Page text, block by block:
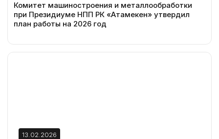
Комитет машиностроения и металлообработки
при Президиуме НПП РК «Атамекен» утвердил
план работы на 2026 год
13.02.2026